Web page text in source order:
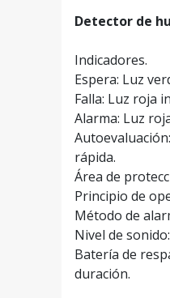
Detector de
Indicadores.
Espera: Luz
Falla: Luz roja
Alarma: Luz
rápida.
Área de
Principio de
Método de
Nivel de
Batería de
duración.